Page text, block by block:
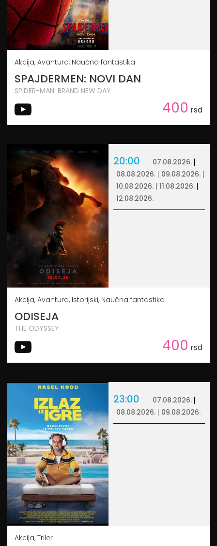
Akcija, Avantura, Naučna fantastika
SPAJDERMEN: NOVI DAN
SPIDER-MAN: BRAND NEW DAY
400 rsd
20:00
07.08.2026.
08.08.2026.
09.08.2026.
10.08.2026.
11.08.2026.
12.08.2026.
Akcija, Avantura, Istorijski, Naučna fantastika
ODISEJA
THE ODYSSEY
400 rsd
23:00
07.08.2026.
08.08.2026.
09.08.2026.
Akcija, Triler